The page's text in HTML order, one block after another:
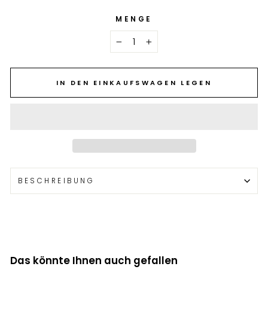
MENGE
+
IN DEN EINKAUFSWAGEN LEGEN
BESCHREIBUNG
Das könnte Ihnen auch gefallen